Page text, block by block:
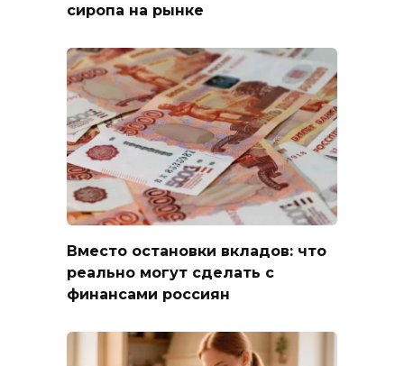
сиропа на рынке
Вместо остановки вкладов: что
реально могут сделать с
финансами россиян